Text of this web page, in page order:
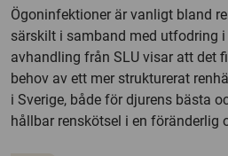
Ögoninfektioner är vanligt bland
särskilt i samband med utfodring i
avhandling från SLU visar att det
behov av ett mer strukturerat
i Sverige, både för djurens bästa
hållbar renskötsel i en föränderlig